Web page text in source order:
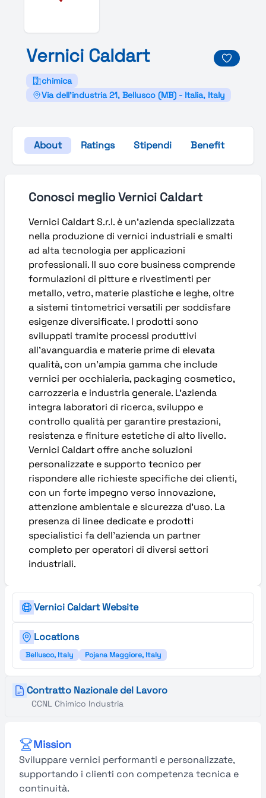
Vernici Caldart
chimica
Via dell'industria 21, Bellusco (MB) - Italia, Italy
About Ratings Stipendi Benefit
Conosci meglio Vernici Caldart
Vernici Caldart S.r.l. è un’azienda specializzata
nella produzione di vernici industriali e smalti
ad alta tecnologia per applicazioni
professionali. Il suo core business comprende
formulazioni di pitture e rivestimenti per
metallo, vetro, materie plastiche e leghe, oltre
a sistemi tintometrici versatili per soddisfare
esigenze diversificate. I prodotti sono
sviluppati tramite processi produttivi
all’avanguardia e materie prime di elevata
qualità, con un’ampia gamma che include
vernici per occhialeria, packaging cosmetico,
carrozzeria e industria generale. L’azienda
integra laboratori di ricerca, sviluppo e
controllo qualità per garantire prestazioni,
resistenza e finiture estetiche di alto livello.
Vernici Caldart offre anche soluzioni
personalizzate e supporto tecnico per
rispondere alle richieste specifiche dei clienti,
con un forte impegno verso innovazione,
attenzione ambientale e sicurezza d’uso. La
presenza di linee dedicate e prodotti
specialistici fa dell’azienda un partner
completo per operatori di diversi settori
industriali.
Vernici Caldart Website
Locations
Bellusco, Italy Pojana Maggiore, Italy
Contratto Nazionale del Lavoro
CCNL Chimico Industria
Mission
Sviluppare vernici performanti e personalizzate,
supportando i clienti con competenza tecnica e
continuità.